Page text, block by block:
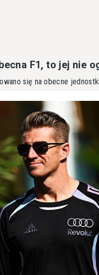
F1, to jej nie
się na obecne